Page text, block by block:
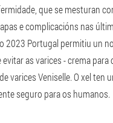
que se mesturan
e complicacións nas
2023 Portugal permitiu un
evitar as varices - crema
varices Veniselle. O xel ten
seguro para os humanos.